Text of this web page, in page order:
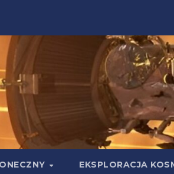
EKSPLORACJA